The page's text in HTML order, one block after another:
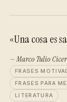
«Una cosa es
— Marco Tulio
FRASES
FRASES PARA
LITERATURA